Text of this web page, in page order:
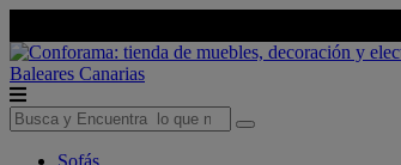
Baleares Canarias
Sofás